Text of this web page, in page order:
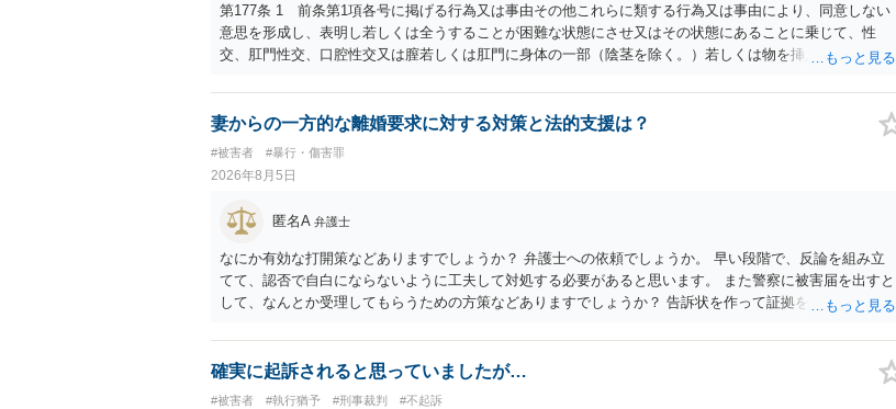
第177条 1 前条第1項各号に掲げる行為又は事由その他これらに類する行為又は事由により、同意しない
意思を形成し、表明し若しくは全うすることが困難な状態にさせ又はその状態にあることに乗じて、性
交、肛門性交、口腔性交又は膣若しくは肛門に身体の一部（陰茎を除く。）若しくは物を挿入する行為で
係の有無にかかわらず、5年以上の有期拘禁刑に処する。 第176条 1次に掲げる行為又は事由その他これら
に類する行為又は事由により、同意しない意思を形成し、表明し若しくは全うすることが困難な状態にさ
上10年以下の拘禁刑に処する。 ③アルコール若しくは薬物を摂取させること又はそれらの影響があるこ
と。 以上の通りですから、アルコール摂取だけでなく、「同意しない意思を形成し、表明し若しくは全う
することが困難な状態」であることが必要です。
妻からの一方的な離婚要求に対する対策と法的支援は？
#被害者 #暴行・傷害罪
2026年8月5日
匿名A 弁護士
なにか有効な打開策などありますでしょうか？ 弁護士への依頼でしょうか。 早い段階で、反論を組み立
てて、認否で自白にならないように工夫して対処する必要があると思います。 また警察に被害届を出すと
して、なんとか受理してもらうための方策などありますでしょうか？ 告訴状を作って証拠をそろえて出す
確実に起訴されると思っていましたが…
#被害者 #執行猶予 #刑事裁判 #不起訴